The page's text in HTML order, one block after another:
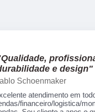
10!"
Graf Sega
entrega,
perfeito. Muito obrigada